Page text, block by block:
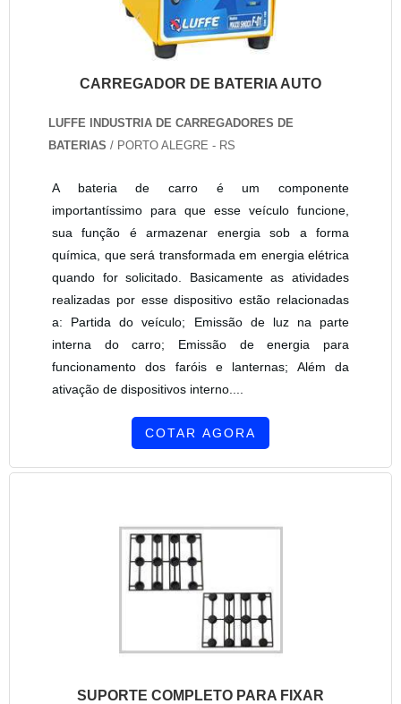
CARREGADOR DE BATERIA AUTO
LUFFE INDUSTRIA DE CARREGADORES DE
BATERIAS / PORTO ALEGRE - RS
A bateria de carro é um componente
importantíssimo para que esse veículo funcione,
sua função é armazenar energia sob a forma
química, que será transformada em energia elétrica
quando for solicitado. Basicamente as atividades
realizadas por esse dispositivo estão relacionadas
a: Partida do veículo; Emissão de luz na parte
interna do carro; Emissão de energia para
funcionamento dos faróis e lanternas; Além da
ativação de dispositivos interno....
COTAR AGORA
SUPORTE COMPLETO PARA FIXAR